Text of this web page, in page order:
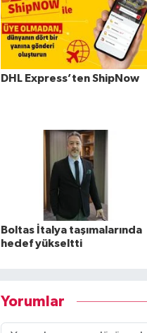
DHL Express’ten ShipNow
Boltas İtalya taşımalarında
hedef yükseltti
Yorumlar